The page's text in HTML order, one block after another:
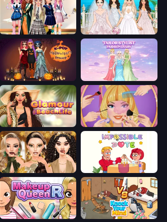
Back To School: Uniforms Edition Model Wedding
Tailor Stylist: Fashion Diary
Glamour Beach Life Extreme Makeover
Autumn Glam Gala Impossible Date
Make Up Queen R Knock Your Mind